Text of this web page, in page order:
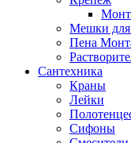
Мешки для
Пена
Сантехника
Краны
Лейки
Сифоны